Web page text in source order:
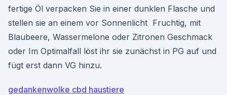
fertige Öl verpacken Sie in einer dunklen Flasche und
stellen sie an einem vor Sonnenlicht Fruchtig, mit
Blaubeere, Wassermelone oder Zitronen Geschmack
oder Im Optimalfall löst ihr sie zunächst in PG auf und
fügt erst dann VG hinzu.
gedankenwolke cbd haustiere